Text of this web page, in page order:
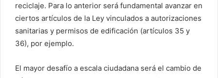
reciclaje. Para lo anterior será fundamental avanzar en
ciertos artículos de la Ley vinculados a autorizaciones
sanitarias y permisos de edificación (artículos 35 y
36), por ejemplo.
El mayor desafío a escala ciudadana será el cambio de